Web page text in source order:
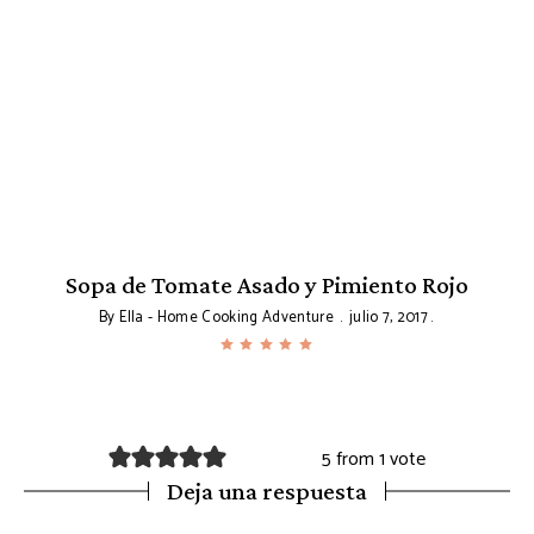
Sopa de Tomate Asado y Pimiento Rojo
ByElla - Home Cooking Adventure julio 7, 2017
5 from 1 vote
Deja una respuesta